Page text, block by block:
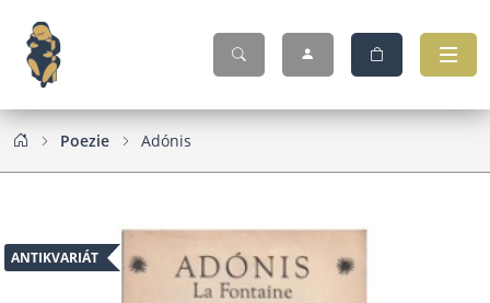
Poezie Adónis
ANTIKVARIÁT